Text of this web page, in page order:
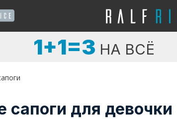
1+1=3 НА ВСЁ
сапоги для